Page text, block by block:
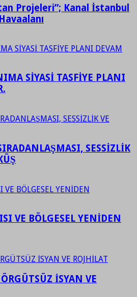
Projeleri”; Kanal İstanbul
SİYASİ TASFİYE PLANI
SESSİZLİK
VE BÖLGESEL YENİDEN
İSYAN VE